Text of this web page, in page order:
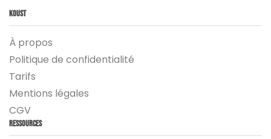
Koust
À propos
Politique de confidentialité
Tarifs
Mentions légales
CGV
Ressources